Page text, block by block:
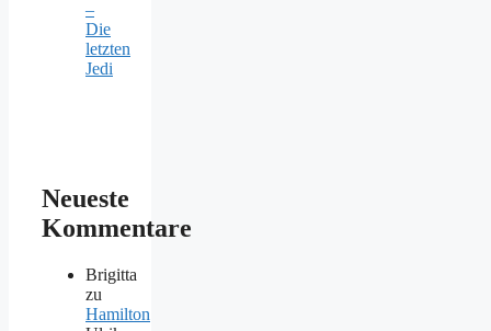
–
Die
letzten
Jedi
Neueste
Kommentare
Brigitta
zu
Hamilton